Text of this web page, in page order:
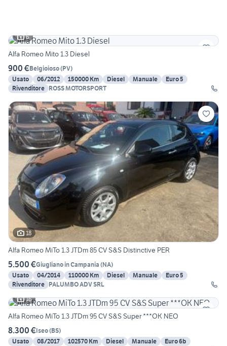
6
Alfa Romeo Mito 1.3 Diesel
900 €Belgioioso(PV)
Usato
06/2012 150000 Km Diesel Manuale
Euro 5
Rivenditore ROSS MOTORSPORT
18
Alfa Romeo MiTo 1.3 JTDm 85 CV S&S Distinctive PER
5.500 €Giugliano in Campania (NA)
Usato
04/2014 110000 Km Diesel Manuale
Euro 5
Rivenditore PALUMBO ADV SRL
16
Alfa Romeo MiTo 1.3 JTDm 95 CV S&S Super ***OK NEO
8.300 €Iseo(BS)
Usato
08/2017 102570 Km Diesel Manuale
Euro 6b